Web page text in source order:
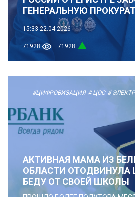
ГЕНЕРАЛЬНУЮ
15:33 22.04.2026
71928 71928
#ЦИФРОВИЗАЦИЯ # ЦОС #
АКТИВНАЯ МАМА ИЗ
ОБЛАСТИ ОТОДВИНУЛА
БЕДУ ОТ СВОЕЙ ШКОЛЫ